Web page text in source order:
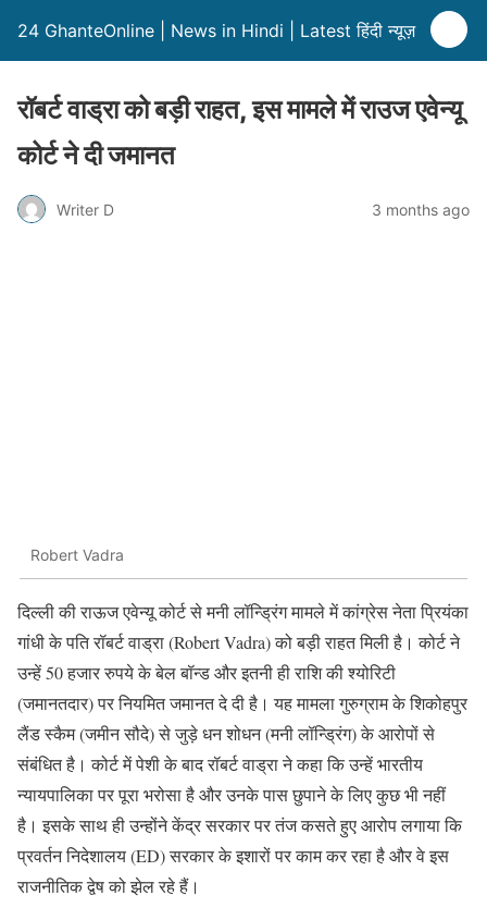
24 GhanteOnline | News in Hindi | Latest हिंदी न्यूज़
रॉबर्ट वाड्रा को बड़ी राहत, इस मामले में राउज एवेन्यू
कोर्ट ने दी जमानत
Writer D 3 months ago
Robert Vadra
दिल्ली की राऊज एवेन्यू कोर्ट से मनी लॉन्ड्रिंग मामले में कांग्रेस नेता प्रियंका
गांधी के पति रॉबर्ट वाड्रा (Robert Vadra) को बड़ी राहत मिली है। कोर्ट ने
उन्हें 50 हजार रुपये के बेल बॉन्ड और इतनी ही राशि की श्योरिटी
(जमानतदार) पर नियमित जमानत दे दी है। यह मामला गुरुग्राम के शिकोहपुर
लैंड स्कैम (जमीन सौदे) से जुड़े धन शोधन (मनी लॉन्ड्रिंग) के आरोपों से
संबंधित है। कोर्ट में पेशी के बाद रॉबर्ट वाड्रा ने कहा कि उन्हें भारतीय
न्यायपालिका पर पूरा भरोसा है और उनके पास छुपाने के लिए कुछ भी नहीं
है। इसके साथ ही उन्होंने केंद्र सरकार पर तंज कसते हुए आरोप लगाया कि
प्रवर्तन निदेशालय (ED) सरकार के इशारों पर काम कर रहा है और वे इस
राजनीतिक द्वेष को झेल रहे हैं।